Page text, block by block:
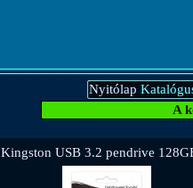
Nyitólap
A
Kingston USB 3.2 pendrive